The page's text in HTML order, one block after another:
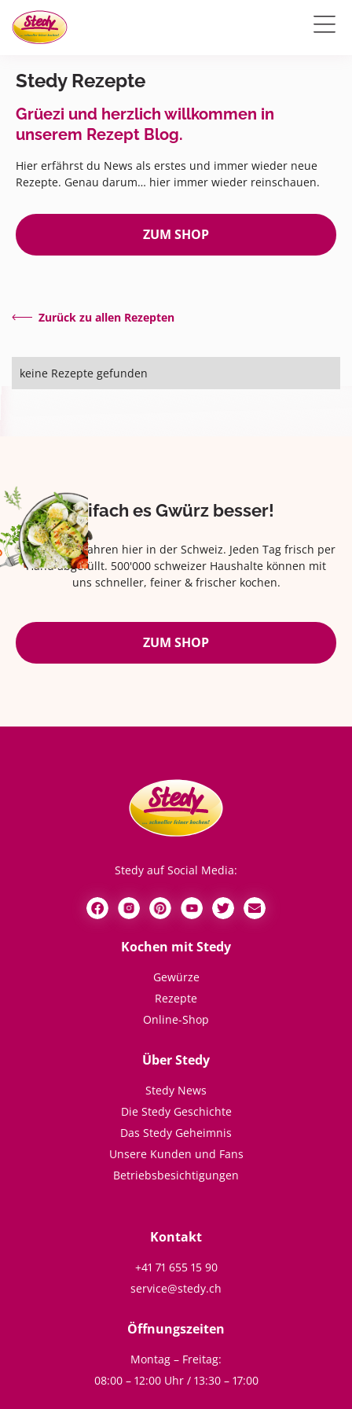
Stedy Rezepte
Grüezi und herzlich willkommen in
unserem Rezept Blog.
Hier erfährst du News als erstes und immer wieder neue
Rezepte. Genau darum… hier immer wieder reinschauen.
ZUM SHOP
Zurück zu allen Rezepten
keine Rezepte gefunden
Eifach es Gwürz besser!
Seit über 42 Jahren hier in der Schweiz. Jeden Tag frisch per
Hand abgefüllt. 500'000 schweizer Haushalte können mit
uns schneller, feiner & frischer kochen.
ZUM SHOP
Stedy auf Social Media:
Kochen mit Stedy
Gewürze
Rezepte
Online-Shop
Über Stedy
Stedy News
Die Stedy Geschichte
Das Stedy Geheimnis
Unsere Kunden und Fans
Betriebsbesichtigungen
Kontakt
+41 71 655 15 90
service@stedy.ch
Öffnungszeiten
Montag – Freitag:
08:00 – 12:00 Uhr / 13:30 – 17:00